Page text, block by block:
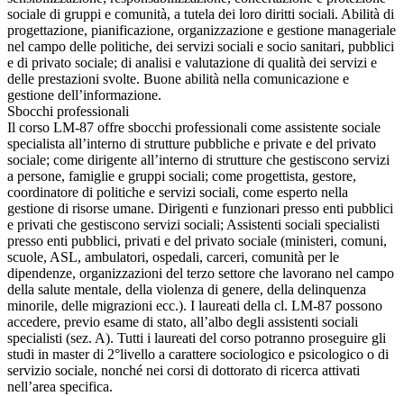
sociale di gruppi e comunità, a tutela dei loro diritti sociali. Abilità di
progettazione, pianificazione, organizzazione e gestione manageriale
nel campo delle politiche, dei servizi sociali e socio sanitari, pubblici
e di privato sociale; di analisi e valutazione di qualità dei servizi e
delle prestazioni svolte. Buone abilità nella comunicazione e
gestione dell’informazione.
Sbocchi professionali
Il corso LM-87 offre sbocchi professionali come assistente sociale
specialista all’interno di strutture pubbliche e private e del privato
sociale; come dirigente all’interno di strutture che gestiscono servizi
a persone, famiglie e gruppi sociali; come progettista, gestore,
coordinatore di politiche e servizi sociali, come esperto nella
gestione di risorse umane. Dirigenti e funzionari presso enti pubblici
e privati che gestiscono servizi sociali; Assistenti sociali specialisti
presso enti pubblici, privati e del privato sociale (ministeri, comuni,
scuole, ASL, ambulatori, ospedali, carceri, comunità per le
dipendenze, organizzazioni del terzo settore che lavorano nel campo
della salute mentale, della violenza di genere, della delinquenza
minorile, delle migrazioni ecc.). I laureati della cl. LM-87 possono
accedere, previo esame di stato, all’albo degli assistenti sociali
specialisti (sez. A). Tutti i laureati del corso potranno proseguire gli
studi in master di 2°livello a carattere sociologico e psicologico o di
servizio sociale, nonché nei corsi di dottorato di ricerca attivati
nell’area specifica.